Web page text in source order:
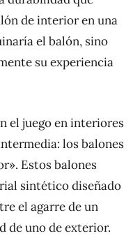
de interior en una
el balón, sino
su experiencia
el juego en interiores
los balones
Estos balones
sintético diseñado
el agarre de un
de uno de exterior.